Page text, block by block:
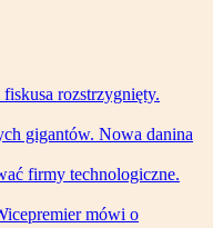
rozstrzygnięty.
gigantów. Nowa danina
firmy technologiczne.
mówi o